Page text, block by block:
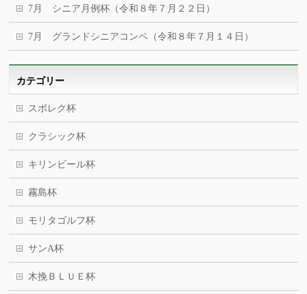
7月 シニア月例杯（令和８年７月２２日）
7月 グランドシニアコンペ（令和８年７月１４日）
カテゴリー
スポレク杯
クラシック杯
キリンビール杯
霧島杯
モリタゴルフ杯
サンA杯
木挽ＢＬＵＥ杯